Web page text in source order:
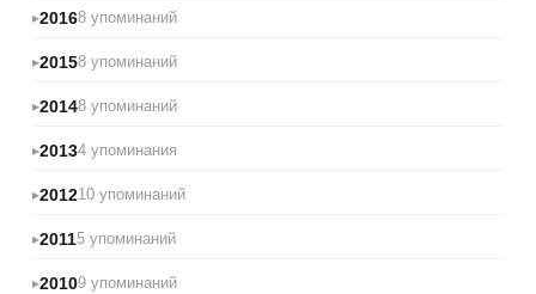
20168 упоминаний
20158 упоминаний
20148 упоминаний
20134 упоминания
201210 упоминаний
20115 упоминаний
20109 упоминаний